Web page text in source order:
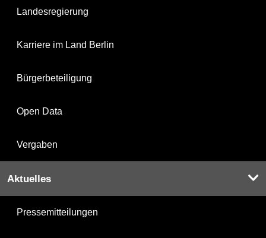
Landesregierung
Karriere im Land Berlin
Bürgerbeteiligung
Open Data
Vergaben
Aktuelles
Pressemitteilungen